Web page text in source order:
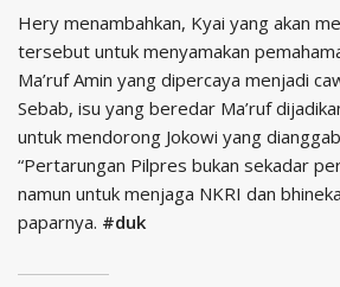
Hery menambahkan, Kyai yang akan
tersebut untuk menyamakan
Ma’ruf Amin yang dipercaya menjadi
Sebab, isu yang beredar Ma’ruf
untuk mendorong Jokowi yang
“Pertarungan Pilpres bukan sekadar
namun untuk menjaga NKRI dan
paparnya. #duk